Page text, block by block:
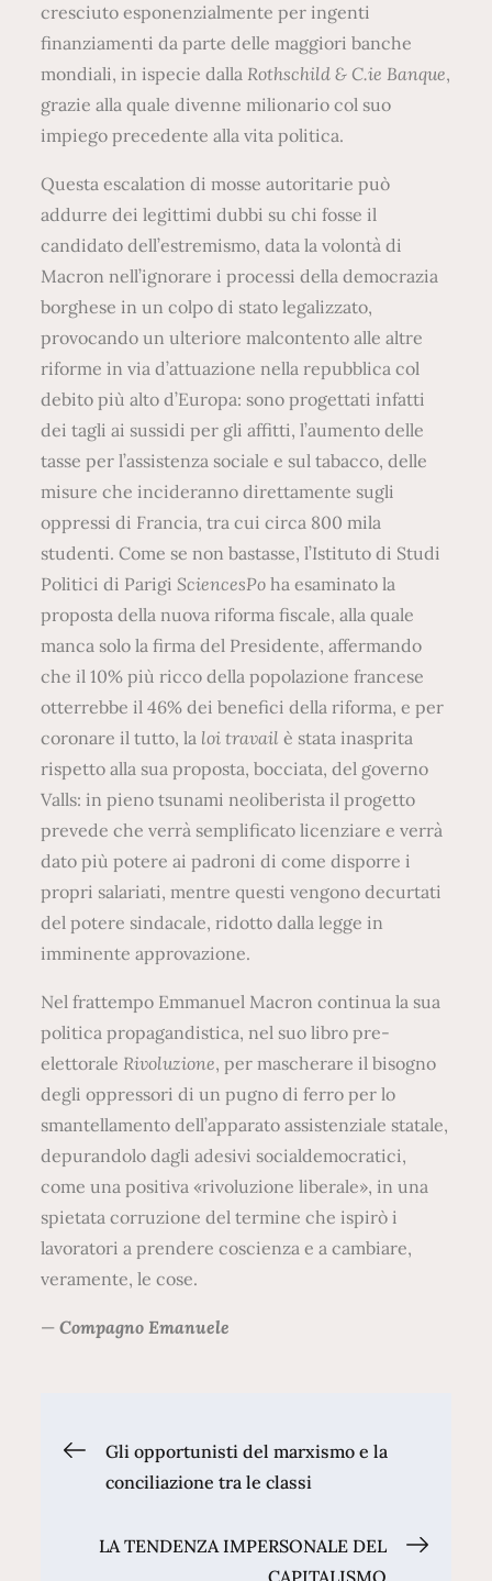
cresciuto esponenzialmente per ingenti
finanziamenti da parte delle maggiori banche
mondiali, in ispecie dalla Rothschild & C.ie Banque,
grazie alla quale divenne milionario col suo
impiego precedente alla vita politica.
Questa escalation di mosse autoritarie può
addurre dei legittimi dubbi su chi fosse il
candidato dell’estremismo, data la volontà di
Macron nell’ignorare i processi della democrazia
borghese in un colpo di stato legalizzato,
provocando un ulteriore malcontento alle altre
riforme in via d’attuazione nella repubblica col
debito più alto d’Europa: sono progettati infatti
dei tagli ai sussidi per gli affitti, l’aumento delle
tasse per l’assistenza sociale e sul tabacco, delle
misure che incideranno direttamente sugli
oppressi di Francia, tra cui circa 800 mila
studenti. Come se non bastasse, l’Istituto di Studi
Politici di ParigiSciencesPo ha esaminato la
proposta della nuova riforma fiscale, alla quale
manca solo la firma del Presidente, affermando
che il 10% più ricco della popolazione francese
otterrebbe il 46% dei benefici della riforma, e per
coronare il tutto, la loi travail è stata inasprita
rispetto alla sua proposta, bocciata, del governo
Valls: in pieno tsunami neoliberista il progetto
prevede che verrà semplificato licenziare e verrà
dato più potere ai padroni di come disporre i
propri salariati, mentre questi vengono decurtati
del potere sindacale, ridotto dalla legge in
imminente approvazione.
Nel frattempo Emmanuel Macron continua la sua
politica propagandistica, nel suo libro pre-
elettorale Rivoluzione, per mascherare il bisogno
degli oppressori di un pugno di ferro per lo
smantellamento dell’apparato assistenziale statale,
depurandolo dagli adesivi socialdemocratici,
come una positiva «rivoluzione liberale», in una
spietata corruzione del termine che ispirò i
lavoratori a prendere coscienza e a cambiare,
veramente, le cose.
— Compagno Emanuele
Navigazione
Gli opportunisti del marxismo e la
conciliazione tra le classi
LA TENDENZA IMPERSONALE DEL